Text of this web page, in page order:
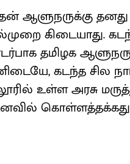
ஆளுநருக்கு தனது
கிடையாது.
தமிழக
கடந்த சில
உள்ள அரசு